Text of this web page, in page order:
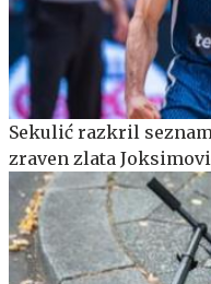
Sekulić razkril
zraven zlata